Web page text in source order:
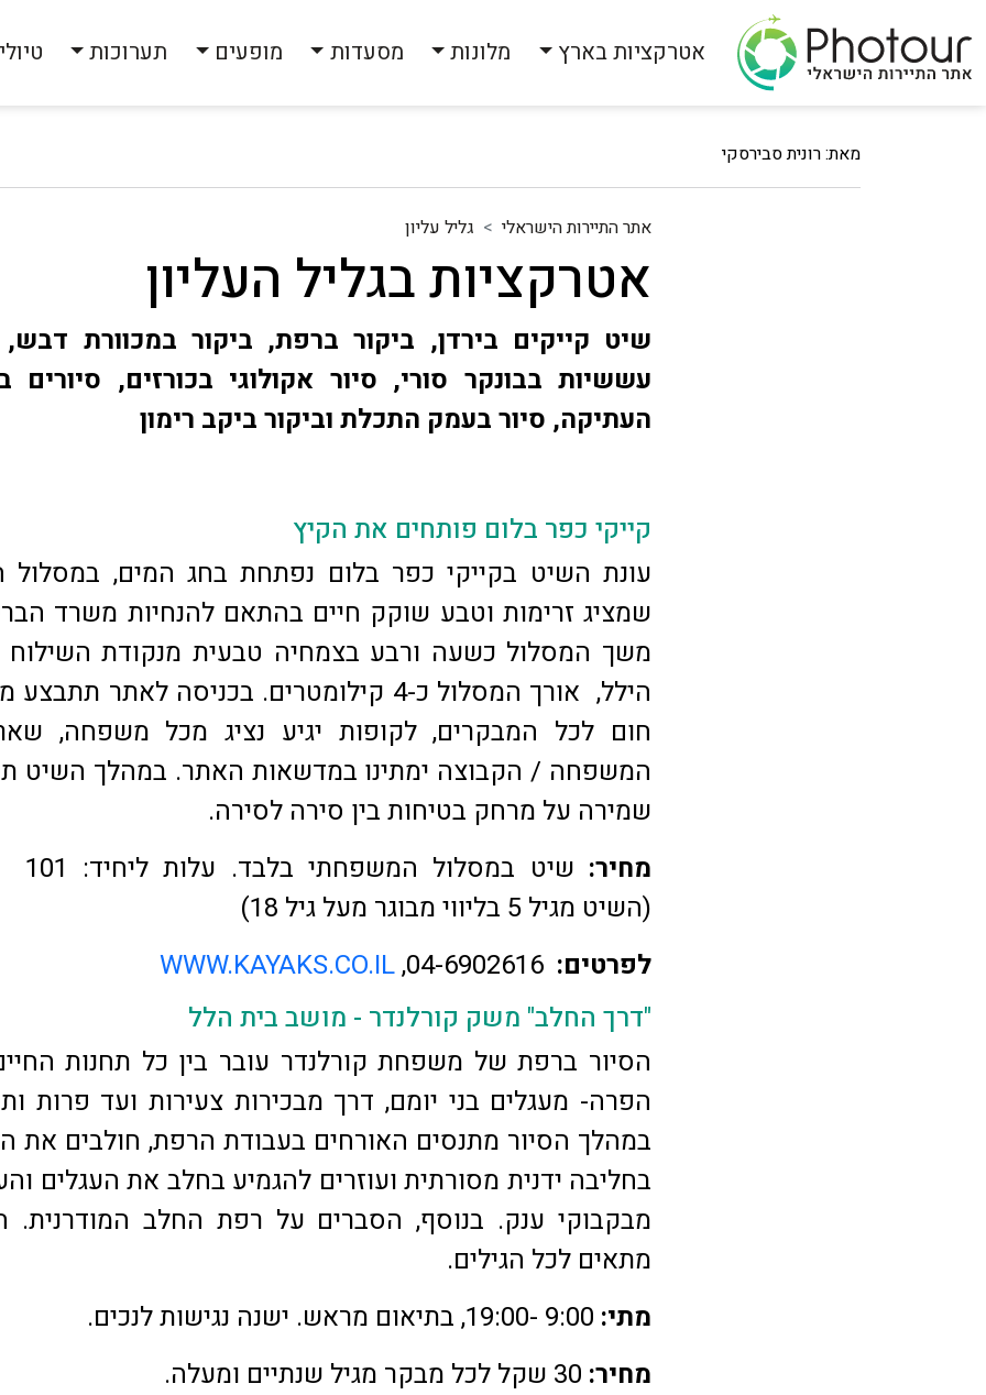
אטרקציות בארץ מלונות מסעדות מופעים תערוכות
מאת: רונית סבירסקי
אתר התיירות הישראלי גליל עליון
אטרקציות בגליל העליון
שיט קייקים בירדן, ביקור ברפת, ביקור במכוורת דבש,
עששיות בבונקר סורי, סיור אקולוגי בכורזים, סיורים
העתיקה, סיור בעמק התכלת וביקור ביקב רימון
קייקי כפר בלום פותחים את הקיץ
עונת השיט בקייקי כפר בלום נפתחת בחג המים, במסלול
שמציג זרימות וטבע שוקק חיים בהתאם להנחיות משרד
משך המסלול כשעה ורבע בצמחיה טבעית מנקודת השילוח
הילל, אורך המסלול כ-4 קילומטרים. בכניסה לאתר
חום לכל המבקרים, לקופות יגיע נציג מכל משפחה,
המשפחה / הקבוצה ימתינו במדשאות האתר. במהלך השיט
שמירה על מרחק בטיחות בין סירה לסירה.
מחיר:
(השיט מגיל 5 בליווי מבוגר מעל גיל 18)
לפרטים:
WWW.KAYAKS.CO.IL
"דרך החלב" משק קורלנדר - מושב בית הלל
הסיור ברפת של משפחת קורלנדר עובר בין כל תחנות
הפרה- מעגלים בני יומם, דרך מבכירות צעירות ועד פרות
במהלך הסיור מתנסים האורחים בעבודת הרפת, חולבים את
בחליבה ידנית מסורתית ועוזרים להגמיע בחלב את העגלים
מבקבוקי ענק. בנוסף, הסברים על רפת החלב המודרנית.
מתאים לכל הגילים.
מתי:
מחיר: